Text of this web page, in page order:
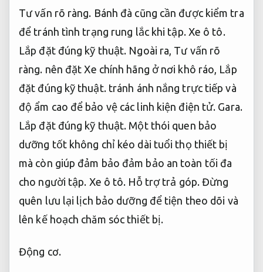
Tư vấn rõ ràng. Bánh đà cũng cần được kiểm tra
để tránh tình trạng rung lắc khi tập. Xe ô tô.
Lắp đặt đúng kỹ thuật. Ngoài ra, Tư vấn rõ
ràng. nên đặt Xe chính hãng ở nơi khô ráo, Lắp
đặt đúng kỹ thuật. tránh ánh nắng trực tiếp và
độ ẩm cao để bảo vệ các linh kiện điện tử. Gara.
Lắp đặt đúng kỹ thuật. Một thói quen bảo
dưỡng tốt không chỉ kéo dài tuổi thọ thiết bị
mà còn giúp đảm bảo đảm bảo an toàn tối đa
cho người tập. Xe ô tô. Hỗ trợ trả góp. Đừng
quên lưu lại lịch bảo dưỡng để tiện theo dõi và
lên kế hoạch chăm sóc thiết bị.
Động cơ.